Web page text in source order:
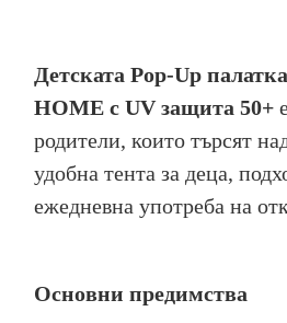
Детската Pop-Up
HOME с UV защита 50+
родители, които търсят
удобна тента за деца,
ежедневна употреба на
Основни предимства